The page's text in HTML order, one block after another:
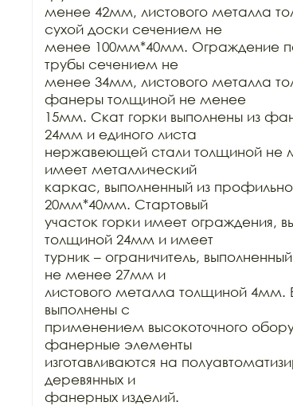
менее 42мм, листового металла
сухой доски сечением не
менее 100мм*40мм. Ограждение
трубы сечением не
менее 34мм, листового металла
фанеры толщиной не менее
15мм. Скат горки выполнены из
24мм и единого листа
нержавеющей стали толщиной не
имеет металлический
каркас, выполненный из
20мм*40мм. Стартовый
участок горки имеет ограждения,
толщиной 24мм и имеет
турник – ограничитель,
не менее 27мм и
листового металла толщиной
выполнены с
применением высокоточного
фанерные элементы
изготавливаются на
деревянных и
фанерных изделий.